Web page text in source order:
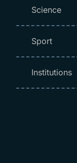
Science
Sport
Institutions